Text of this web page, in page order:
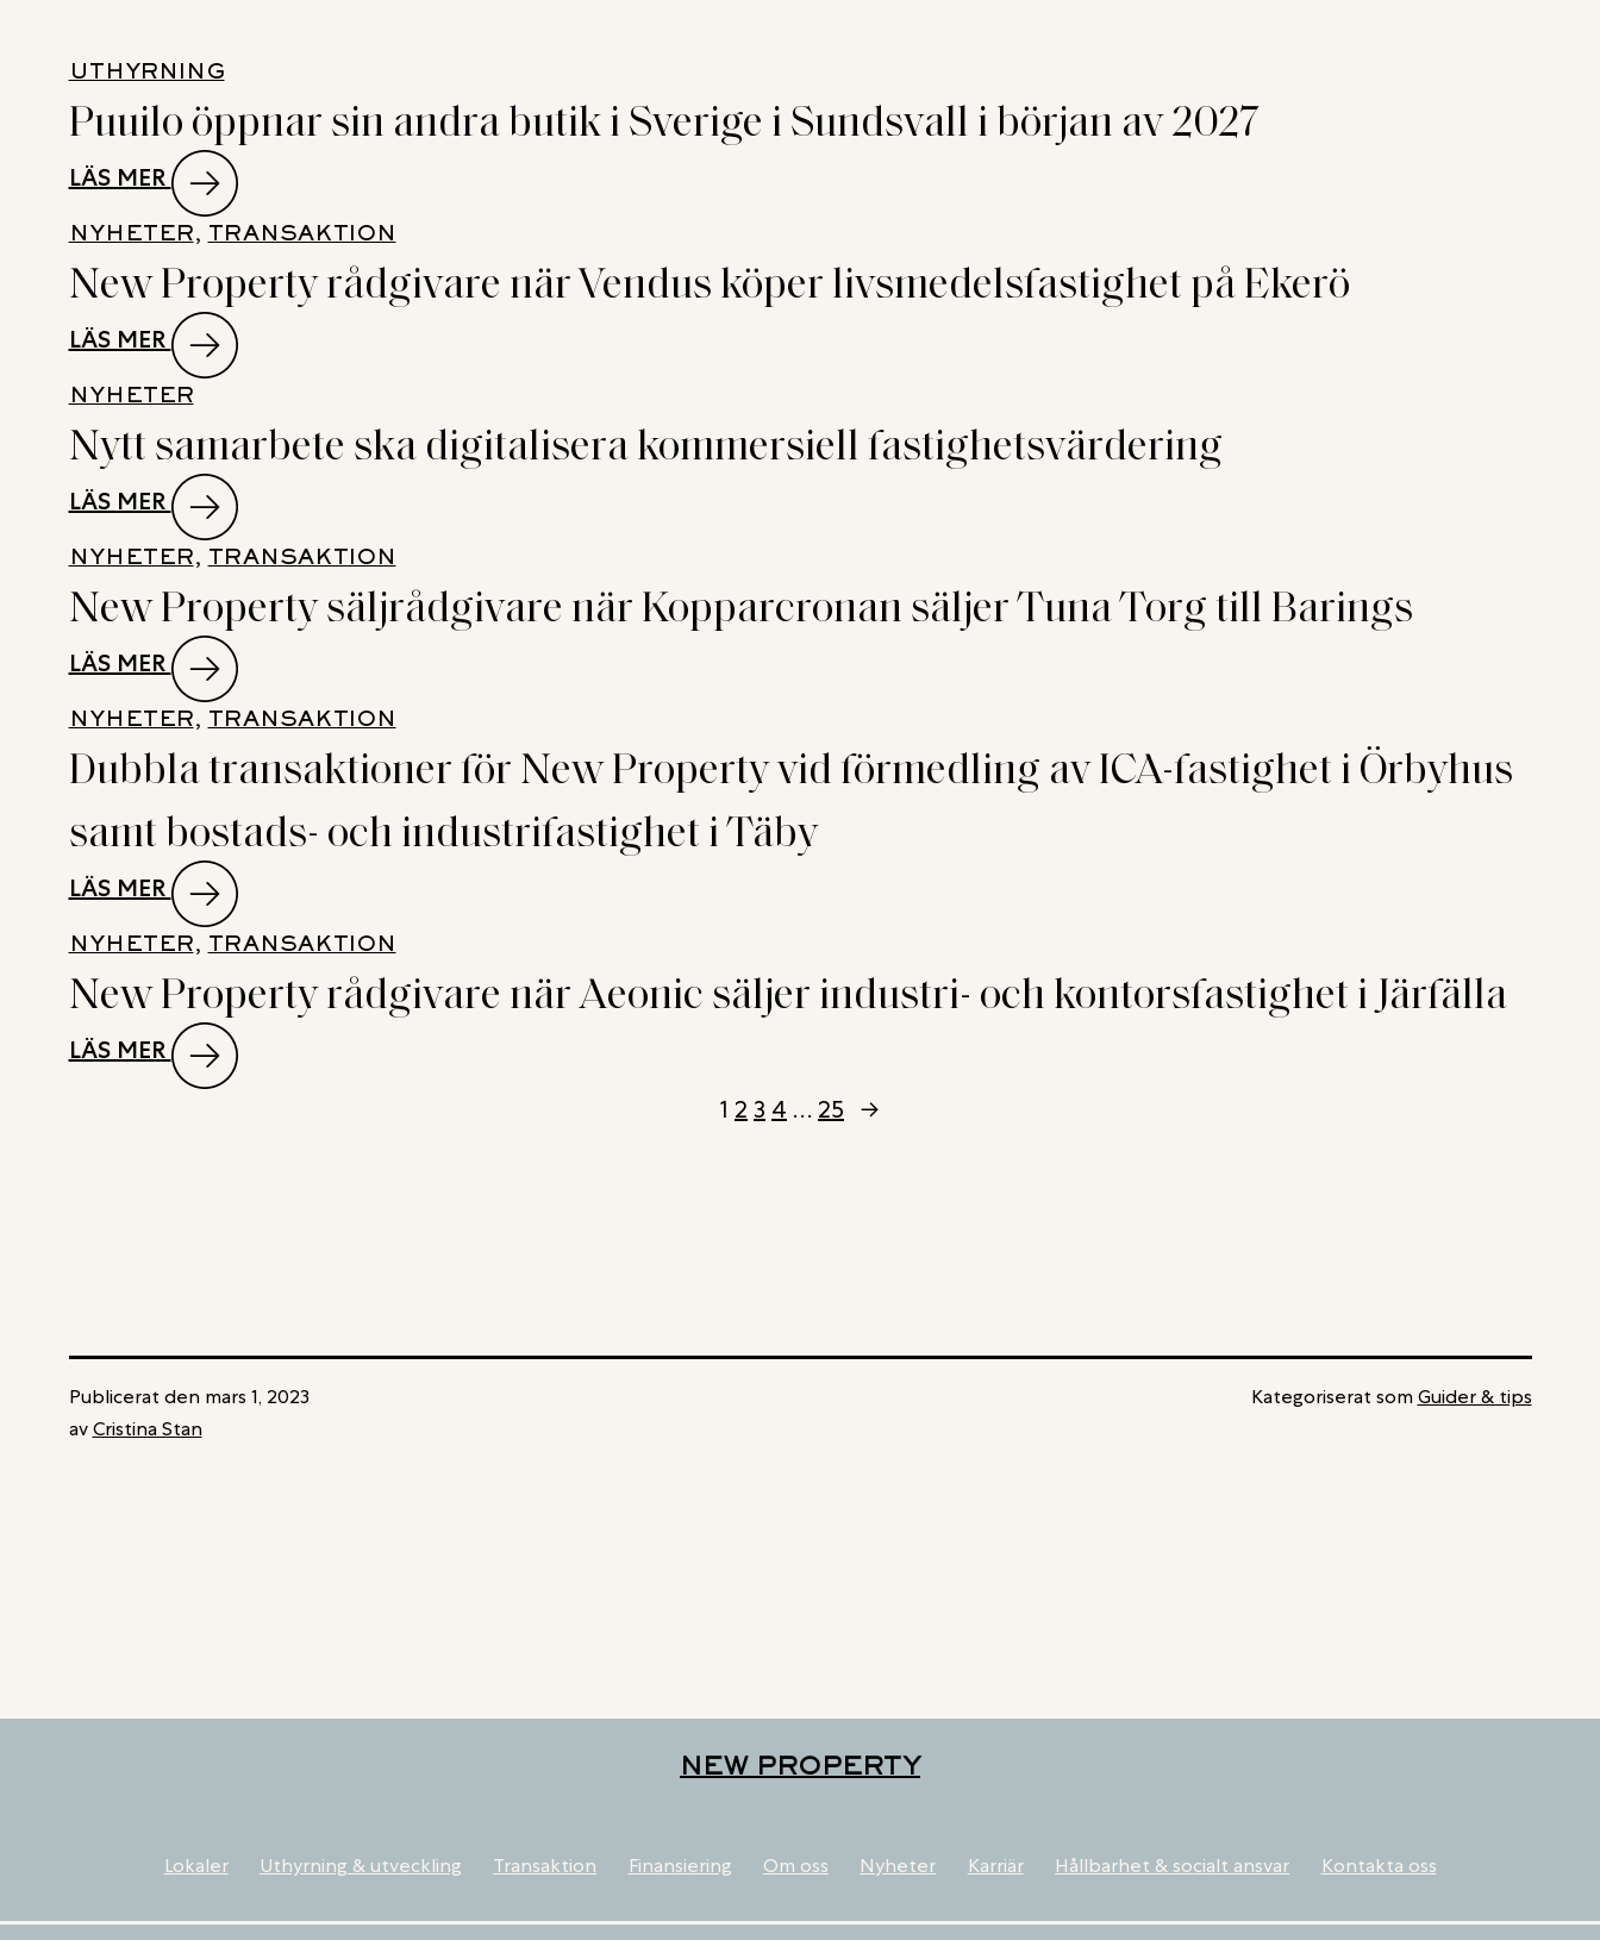
UTHYRNING
Puuilo öppnar sin andra butik i Sverige i Sundsvall i början av 2027
LÄS MER
:
PUUILO
ÖPPNAR
SIN
ANDRA
BUTIK
I
SUNDSVALL
I
BÖRJAN
AV
2027
NYHETER, TRANSAKTION
New Property rådgivare när Vendus köper livsmedelsfastighet på Ekerö
LÄS MER
:
NEW
RÅDGIVARE
VENDUS
KÖPER
PÅ
EKERÖ
NYHETER
Nytt samarbete ska digitalisera kommersiell fastighetsvärdering
LÄS MER
:
NYTT
SAMARBETE
SKA
DIGITALISERA
KOMMERSIELL
FASTIGHETSVÄRDERING
NYHETER, TRANSAKTION
New Property säljrådgivare när Kopparcronan säljer Tuna Torg till Barings
LÄS MER
:
NEW
PROPERTY
SÄLJRÅDGIVARE
KOPPARCRONAN
TUNA
TORG
BARINGS
NYHETER, TRANSAKTION
Dubbla transaktioner för New Property vid förmedling av ICA-fastighet i Örbyhus
samt bostads- och industrifastighet i Täby
LÄS MER
:
DUBBLA
TRANSAKTIONER
FÖR
PROPERTY
INDUSTRIFASTIGHET
NYHETER, TRANSAKTION
New Property rådgivare när Aeonic säljer industri- och kontorsfastighet i Järfälla
LÄS MER
:
NEW
KONTORSFASTIGHET
I
1 2 3 4 … 25 →
Publicerat den mars 1, 2023
av Cristina Stan
Kategoriserat som Guider & tips
NEW PROPERTY
Lokaler Uthyrning & utveckling Transaktion Finansiering Om oss Nyheter Karriär Hållbarhet & socialt ansvar Kontakta oss